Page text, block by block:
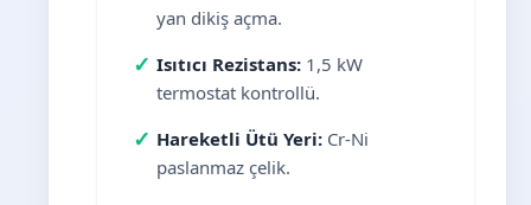
yan dikiş açma.
✓ Isıtıcı Rezistans: 1,5 kW
termostat kontrollü.
✓ Hareketli Ütü Yeri: Cr-Ni
paslanmaz çelik.